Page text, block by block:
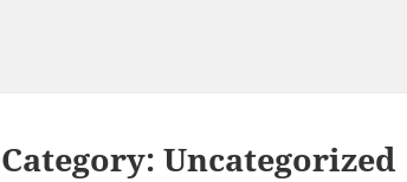
Category:Uncategorized